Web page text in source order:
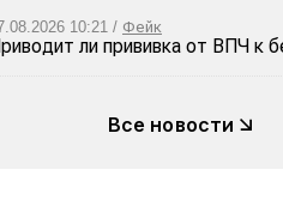
10:21 / Фейк
ли прививка от ВПЧ к
Все новости